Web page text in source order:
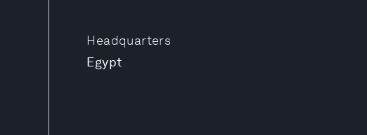
Headquarters
Egypt